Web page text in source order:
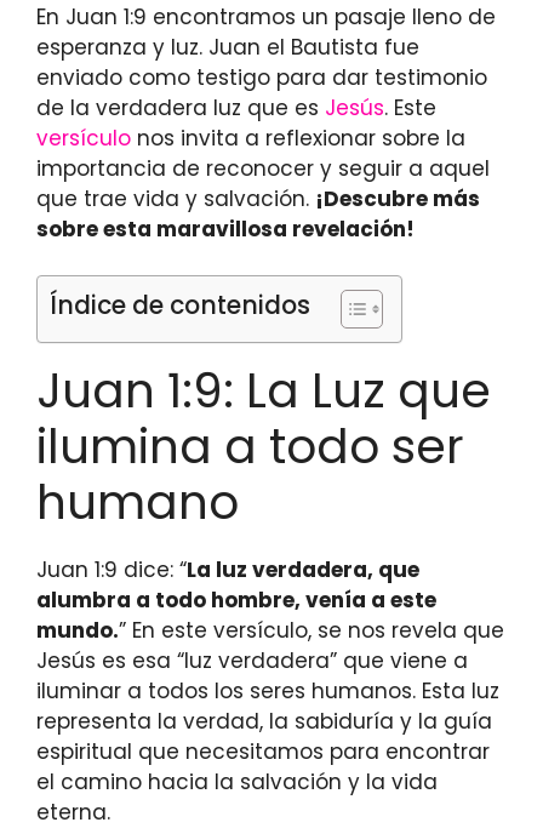
En Juan 1:9 encontramos un pasaje lleno de
esperanza y luz. Juan el Bautista fue
enviado como testigo para dar testimonio
de la verdadera luz que es Jesús. Este
versículo nos invita a reflexionar sobre la
importancia de reconocer y seguir a aquel
que trae vida y salvación. ¡Descubre más
sobre esta maravillosa revelación!
Índice de contenidos
Juan 1:9: La Luz que
ilumina a todo ser
humano
Juan 1:9 dice: “La luz verdadera, que
alumbra a todo hombre, venía a este
mundo.” En este versículo, se nos revela que
Jesús es esa “luz verdadera” que viene a
iluminar a todos los seres humanos. Esta luz
representa la verdad, la sabiduría y la guía
espiritual que necesitamos para encontrar
el camino hacia la salvación y la vida
eterna.